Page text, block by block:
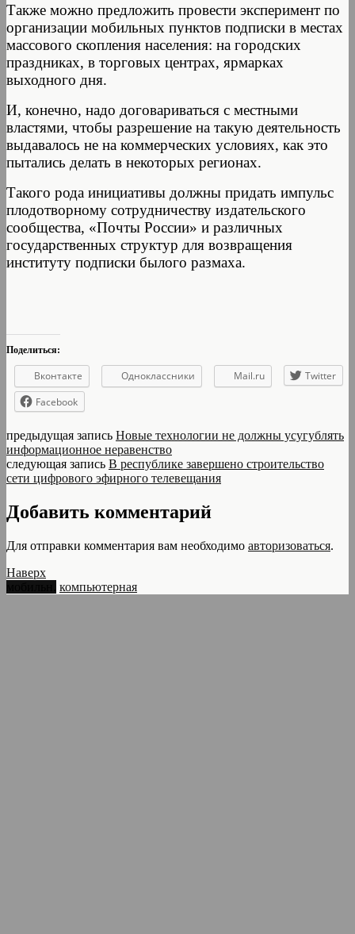
Также можно предложить провести эксперимент по
организации мобильных пунктов подписки в местах
массового скопления населения: на городских
праздниках, в торговых центрах, ярмарках
выходного дня.
И, конечно, надо договариваться с местными
властями, чтобы разрешение на такую деятельность
выдавалось не на коммерческих условиях, как это
пытались делать в некоторых регионах.
Такого рода инициативы должны придать импульс
плодотворному сотрудничеству издательского
сообщества, «Почты России» и различных
государственных структур для возвращения
институту подписки былого размаха.
Поделиться:
Вконтакте Одноклассники Mail.ru
Twitter
Facebook
предыдущая запись Новые технологии не должны усугублять
информационное неравенство
следующая запись В республике завершено строительство
сети цифрового эфирного телевещания
Добавить комментарий
Для отправки комментария вам необходимо авторизоваться.
Наверх
компьютерная